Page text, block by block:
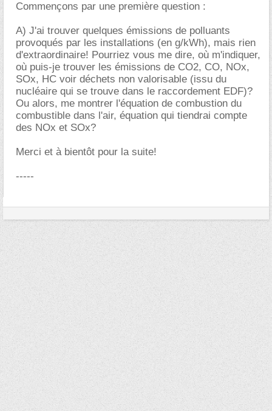
Commençons par une première question :
A) J'ai trouver quelques émissions de polluants
provoqués par les installations (en g/kWh), mais rien
d'extraordinaire! Pourriez vous me dire, où m'indiquer,
où puis-je trouver les émissions de CO2, CO, NOx,
SOx, HC voir déchets non valorisable (issu du
nucléaire qui se trouve dans le raccordement EDF)?
Ou alors, me montrer l'équation de combustion du
combustible dans l'air, équation qui tiendrai compte
des NOx et SOx?
Merci et à bientôt pour la suite!
-----